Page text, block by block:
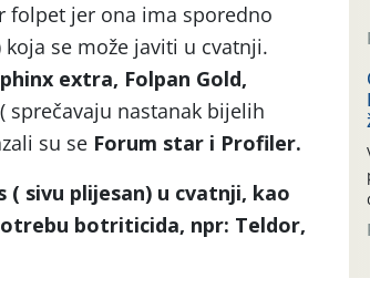
folpet jer ona ima sporedno
se može javiti u cvatnji.
extra, Folpan Gold,
nastanak bijelih
su se Forum star i Profiler.
sivu plijesan) u cvatnji, kao
botriticida, npr: Teldor,